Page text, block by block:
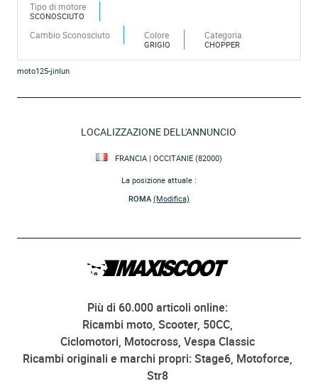
Tipo di motore
SCONOSCIUTO
Cambio Sconosciuto Colore
GRIGIO
Categoria
CHOPPER
moto125-jinlun
LOCALIZZAZIONE DELL'ANNUNCIO
FRANCIA | OCCITANIE (82000)
La posizione attuale :
ROMA (Modifica)
Più di 60.000 articoli online:
Ricambi moto, Scooter, 50CC,
Ciclomotori, Motocross, Vespa Classic
Ricambi originali e marchi propri: Stage6, Motoforce,
Str8